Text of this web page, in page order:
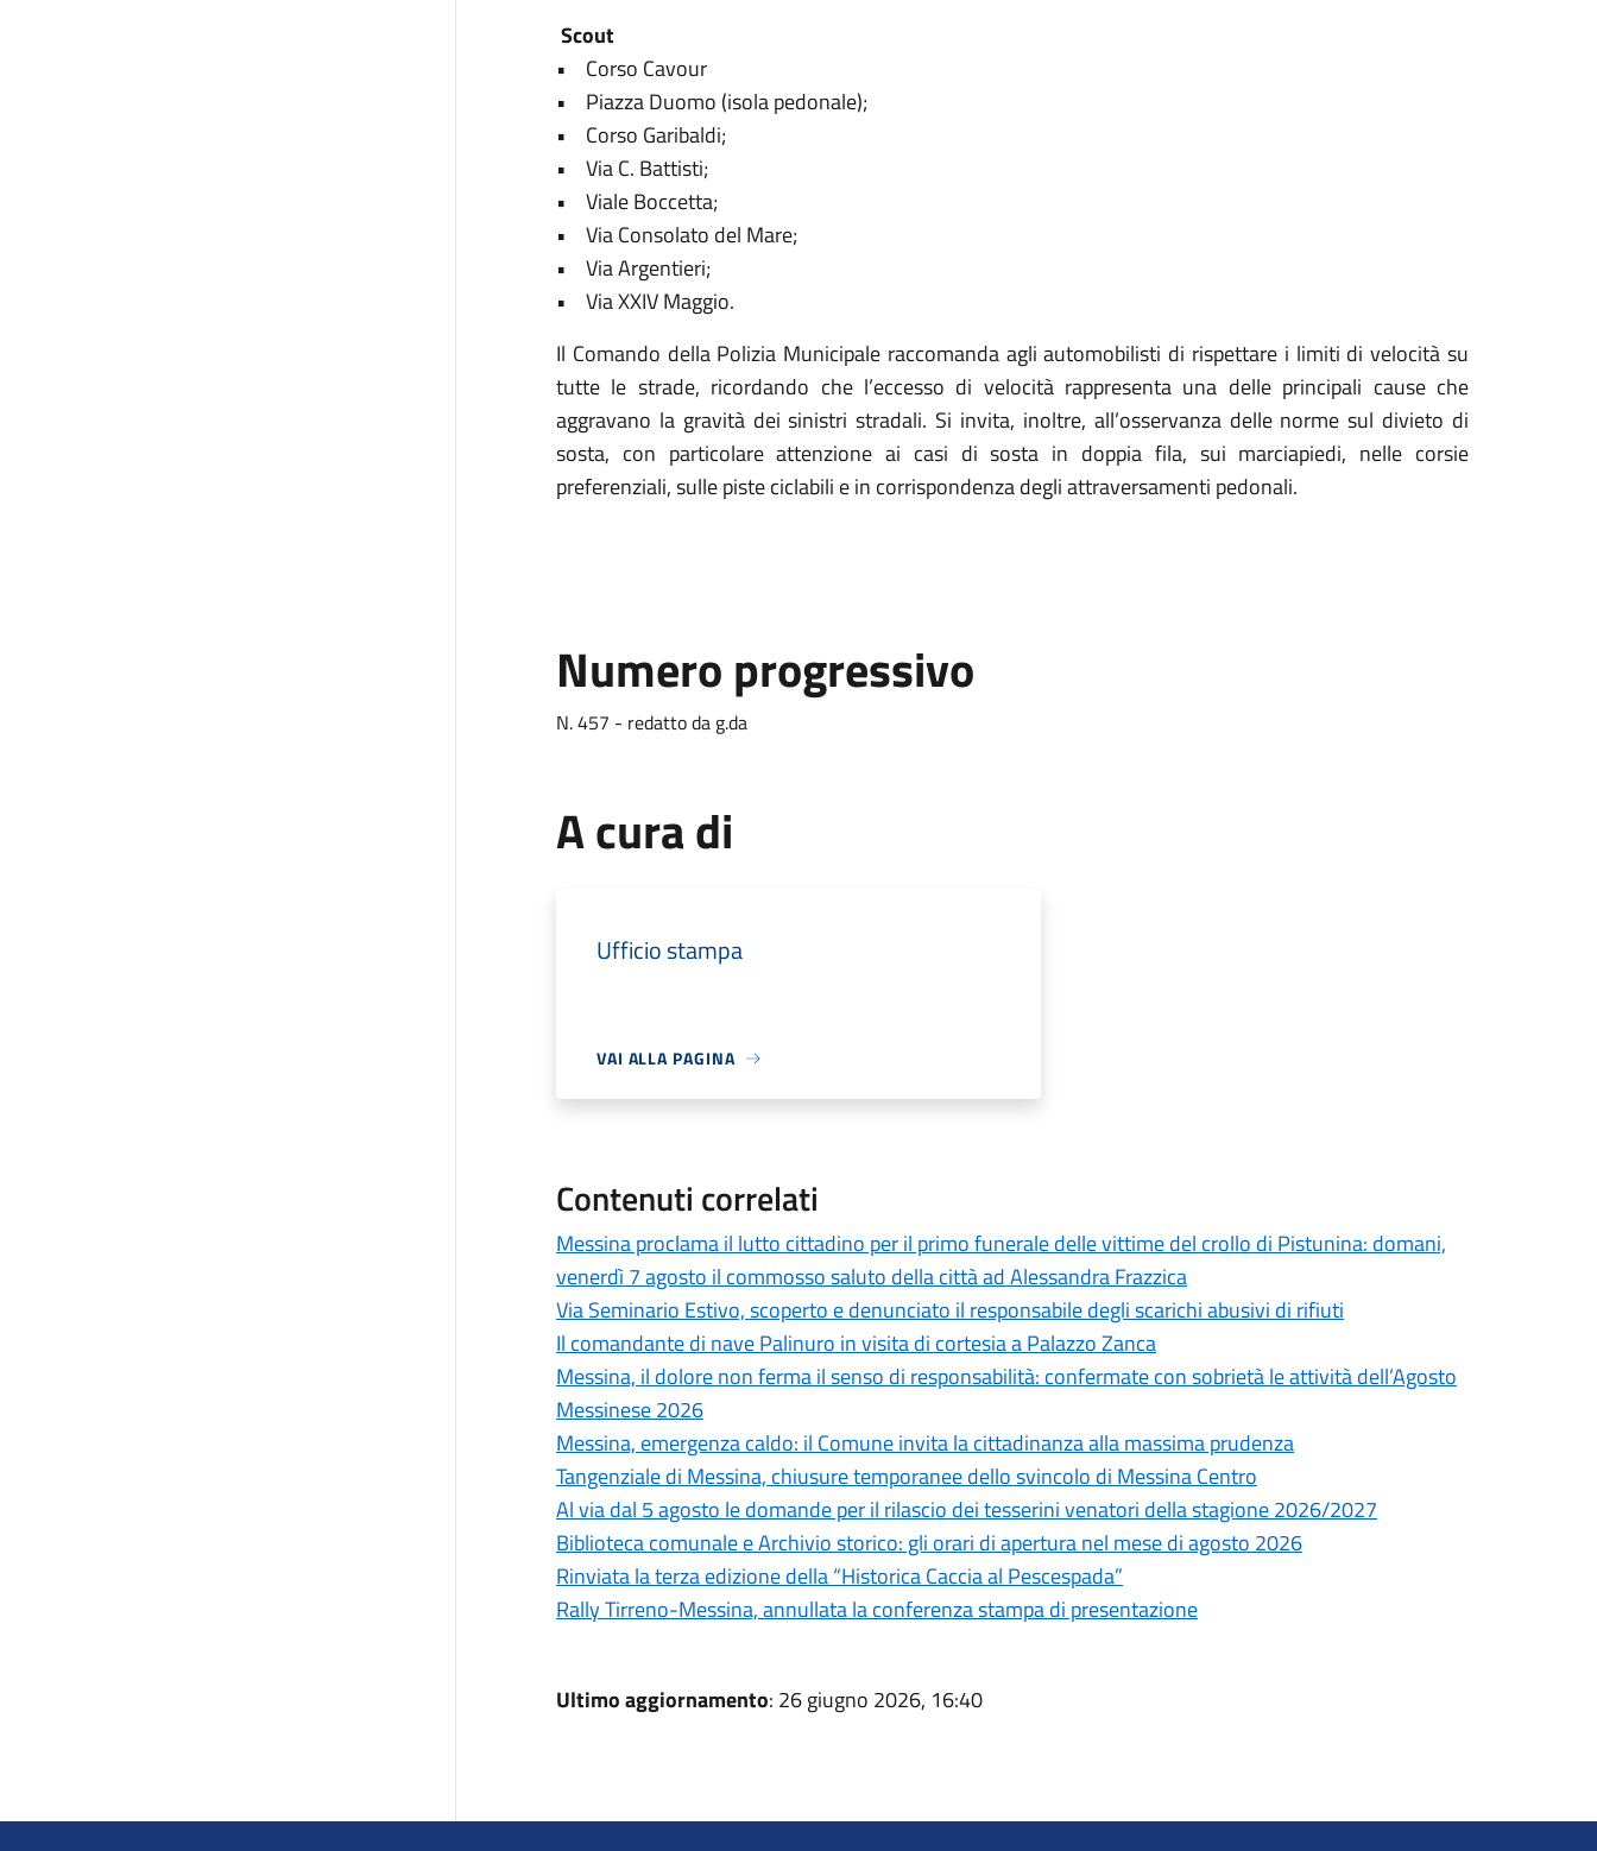
Scout
• Corso Cavour
• Piazza Duomo (isola pedonale);
• Corso Garibaldi;
• Via C. Battisti;
• Viale Boccetta;
• Via Consolato del Mare;
• Via Argentieri;
• Via XXIV Maggio.
Il Comando della Polizia Municipale raccomanda agli automobilisti di rispettare i limiti di velocità su
tutte le strade, ricordando che l’eccesso di velocità rappresenta una delle principali cause che
aggravano la gravità dei sinistri stradali. Si invita, inoltre, all’osservanza delle norme sul divieto di
sosta, con particolare attenzione ai casi di sosta in doppia fila, sui marciapiedi, nelle corsie
preferenziali, sulle piste ciclabili e in corrispondenza degli attraversamenti pedonali.
Numero progressivo
N. 457 - redatto da g.da
A cura di
Ufficio stampa
VAI ALLA PAGINA
Contenuti correlati
Messina proclama il lutto cittadino per il primo funerale delle vittime del crollo di Pistunina: domani,
venerdì 7 agosto il commosso saluto della città ad Alessandra Frazzica
Via Seminario Estivo, scoperto e denunciato il responsabile degli scarichi abusivi di rifiuti
Il comandante di nave Palinuro in visita di cortesia a Palazzo Zanca
Messina, il dolore non ferma il senso di responsabilità: confermate con sobrietà le attività dell’Agosto
Messinese 2026
Messina, emergenza caldo: il Comune invita la cittadinanza alla massima prudenza
Tangenziale di Messina, chiusure temporanee dello svincolo di Messina Centro
Al via dal 5 agosto le domande per il rilascio dei tesserini venatori della stagione 2026/2027
Biblioteca comunale e Archivio storico: gli orari di apertura nel mese di agosto 2026
Rinviata la terza edizione della “Historica Caccia al Pescespada”
Rally Tirreno-Messina, annullata la conferenza stampa di presentazione
Ultimo aggiornamento: 26 giugno 2026, 16:40